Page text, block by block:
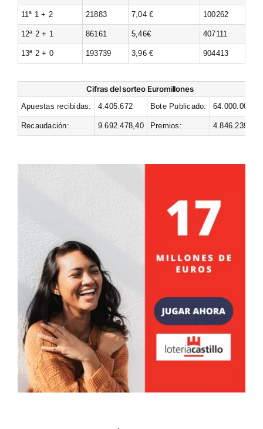
11ª 1 + 2 21883 7,04 € 100262
12ª 2 + 1 86161 5,46€ 407111
13ª 2 + 0 193739 3,96 € 904413
Cifras del sorteo Euromillones
Apuestas recibidas: 4.405.672 Bote Publicado: 64.000.000
Recaudación: 9.692.478,40 Premios: 4.846.239,20